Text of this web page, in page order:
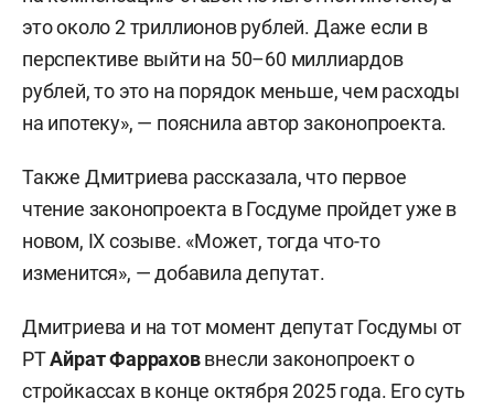
это около 2 триллионов рублей. Даже если в
перспективе выйти на 50–60 миллиардов
рублей, то это на порядок меньше, чем расходы
на ипотеку», — пояснила автор законопроекта.
Также Дмитриева рассказала, что первое
чтение законопроекта в Госдуме пройдет уже в
новом, IX созыве. «Может, тогда что-то
изменится», — добавила депутат.
Дмитриева и на тот момент депутат Госдумы от
РТАйрат Фарраховвнесли законопроект о
стройкассах в конце октября 2025 года. Его суть